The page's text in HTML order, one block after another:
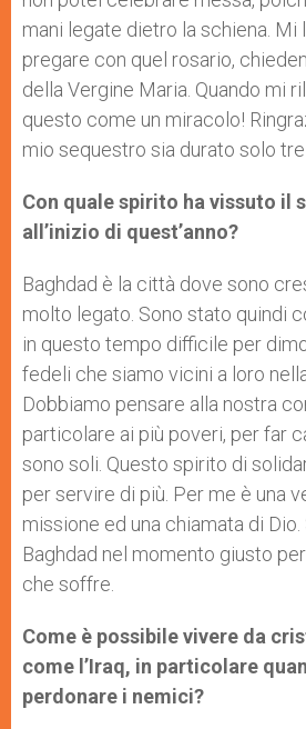
mani legate dietro la schiena. Mi
pregare con quel rosario,
della Vergine Maria. Quando mi
questo come un miracolo!
mio sequestro sia durato solo tre
Con quale spirito ha vissuto il
all’inizio di quest’anno?
Baghdad è la città dove sono
molto legato. Sono stato quindi
in questo tempo difficile per
fedeli che siamo vicini a loro
Dobbiamo pensare alla nostra
particolare ai più poveri, per far
sono soli. Questo spirito di
per servire di più. Per me è una
missione ed una chiamata di
Baghdad nel momento giusto
che soffre.
Come è possibile vivere da
come l’Iraq, in particolare
perdonare i nemici?